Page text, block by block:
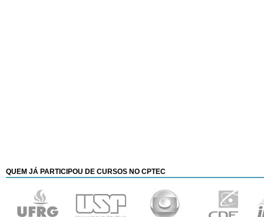
QUEM JÁ PARTICIPOU DE CURSOS NO CPTEC